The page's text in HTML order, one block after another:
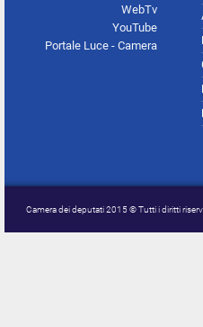
WebTv
YouTube
Portale Luce - Camera
Camera dei deputati 2015 © Tutti i diritti